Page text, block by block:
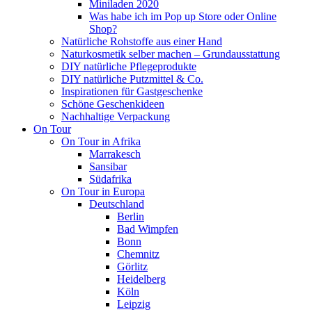
Miniladen 2020
Was habe ich im Pop up Store oder Online
Shop?
Natürliche Rohstoffe aus einer Hand
Naturkosmetik selber machen – Grundausstattung
DIY natürliche Pflegeprodukte
DIY natürliche Putzmittel & Co.
Inspirationen für Gastgeschenke
Schöne Geschenkideen
Nachhaltige Verpackung
On Tour
On Tour in Afrika
Marrakesch
Sansibar
Südafrika
On Tour in Europa
Deutschland
Berlin
Bad Wimpfen
Bonn
Chemnitz
Görlitz
Heidelberg
Köln
Leipzig